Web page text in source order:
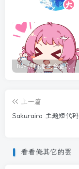
B站解锁港澳台番剧安卓和PC端
上一篇
Sakurairo 主题短代码
看看俺其它的罢